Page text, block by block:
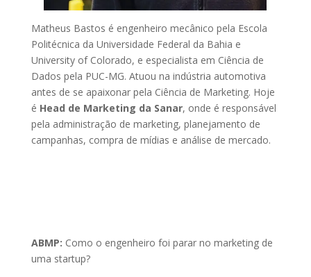
Matheus Bastos é engenheiro mecânico pela Escola
Politécnica da Universidade Federal da Bahia e
University of Colorado, e especialista em Ciência de
Dados pela PUC-MG. Atuou na indústria automotiva
antes de se apaixonar pela Ciência de Marketing. Hoje
é Head de Marketing da Sanar, onde é responsável
pela administração de marketing, planejamento de
campanhas, compra de mídias e análise de mercado.
ABMP: Como o engenheiro foi parar no marketing de
uma startup?